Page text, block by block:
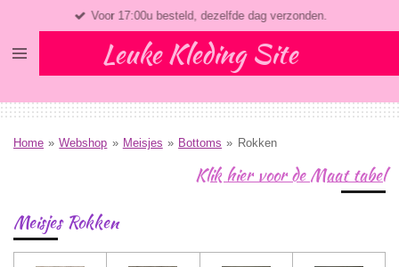
naar
Leuke Kleding Site
Voor 17:00u besteld, dezelfde dag verzonden.
Home » Webshop » Meisjes » Bottoms » Rokken
Klik hier voor de Maat tabel
Meisjes Rokken